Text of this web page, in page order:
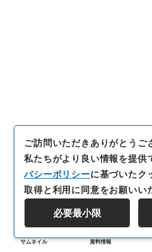
サムネイル 資料情報
ご訪問いただきありがとうご
私たちがより良い情報を提供
バシーポリシーに基づいたク
取得と利用に同意をお願いい
必要最小限